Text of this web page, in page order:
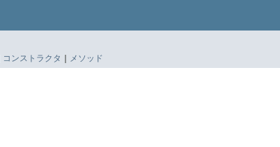
コンストラクタ | メソッド